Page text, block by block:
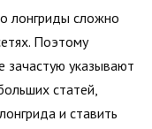
лонгриды сложно
Поэтому
зачастую указывают
статей,
и ставить